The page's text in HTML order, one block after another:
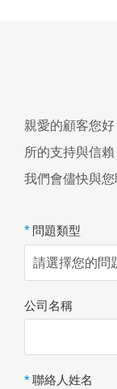
親愛的顧客您
所的支持與信
我們會儘快與您
* 問題類型
公司名稱
*聯絡人姓名